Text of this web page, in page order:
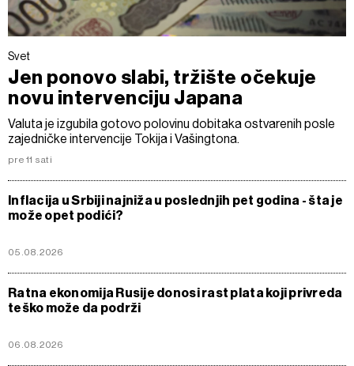
Svet
Jen ponovo slabi, tržište očekuje
novu intervenciju Japana
Valuta je izgubila gotovo polovinu dobitaka ostvarenih posle
zajedničke intervencije Tokija i Vašingtona.
pre 11 sati
Inflacija u Srbiji najniža u poslednjih pet godina - šta je
može opet podići?
05.08.2026
Ratna ekonomija Rusije donosi rast plata koji privreda
teško može da podrži
06.08.2026